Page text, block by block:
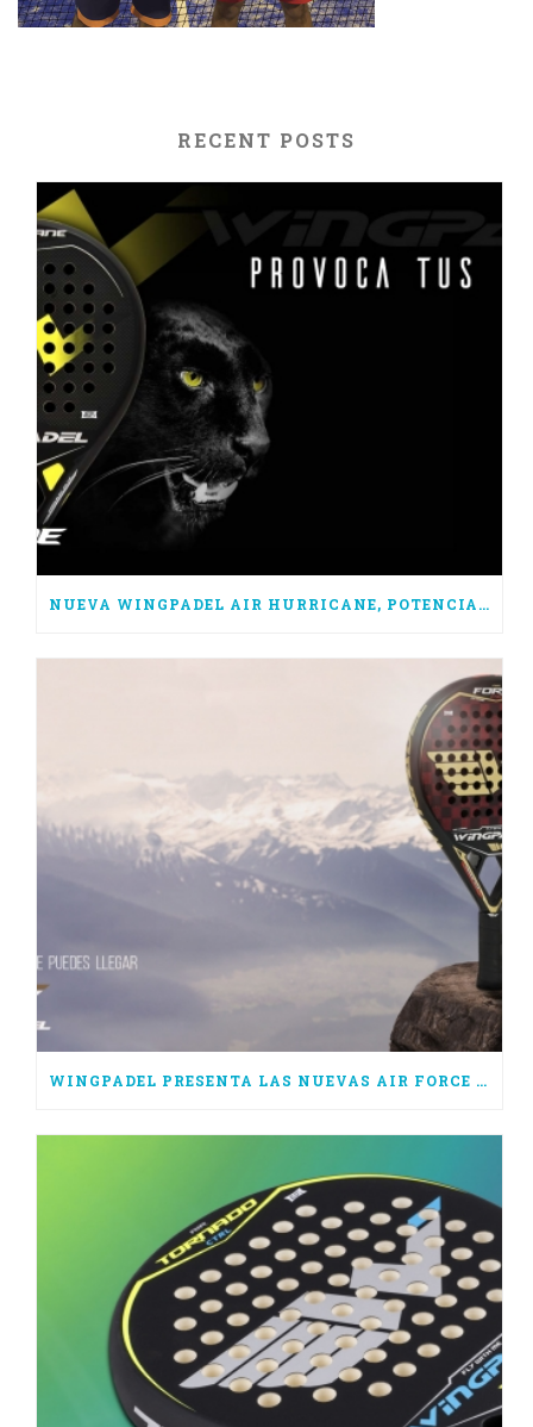
RECENT POSTS
NUEVA WINGPADEL AIR HURRICANE, POTENCIA PURA
WINGPADEL PRESENTA LAS NUEVAS AIR FORCE 3.0